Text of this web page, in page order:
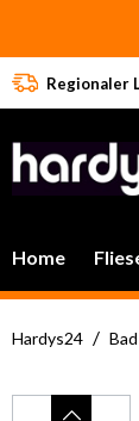
Regionaler
Home
Hardys24 / Bad
Bildergalerie